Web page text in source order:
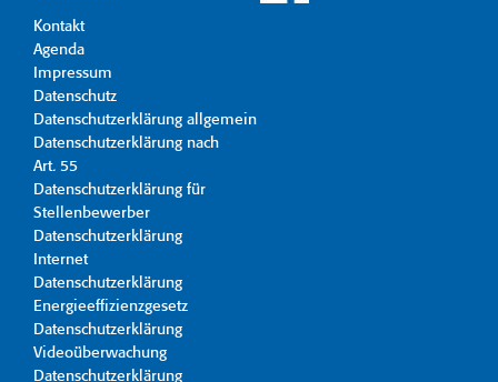
Kontakt
Agenda
Impressum
Datenschutz
Datenschutzerklärung allgemein
Datenschutzerklärung nach
Art. 55
Datenschutzerklärung für
Stellenbewerber
Datenschutzerklärung
Internet
Datenschutzerklärung
Energieeffizienzgesetz
Datenschutzerklärung
Videoüberwachung
Datenschutzerklärung